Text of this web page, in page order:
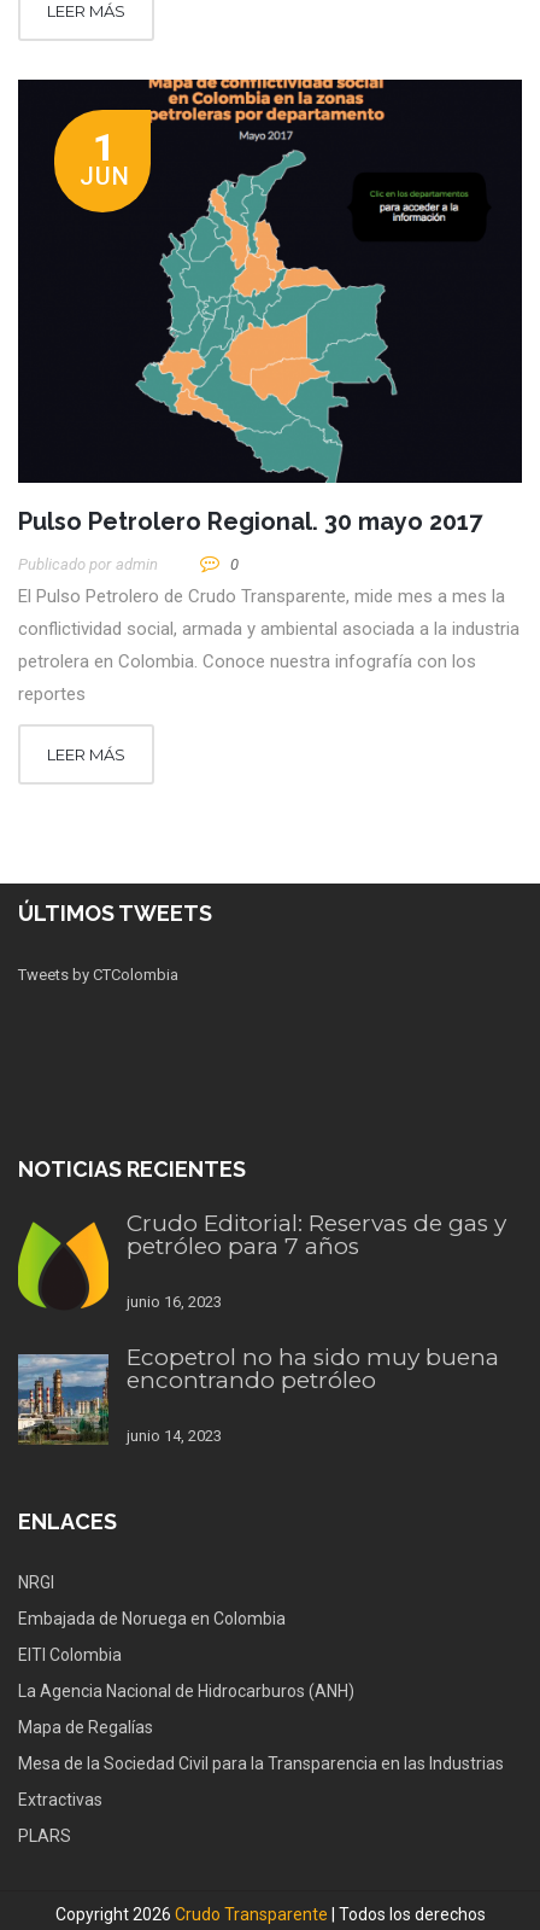
LEER MÁS
1
JUN
Pulso Petrolero Regional. 30 mayo 2017
Publicado por Admin 0
El Pulso Petrolero de Crudo Transparente, mide mes a mes la
conflictividad social, armada y ambiental asociada a la industria
petrolera en Colombia. Conoce nuestra infografía con los
reportes
LEER MÁS
ÚLTIMOS TWEETS
Tweets by CTColombia
NOTICIAS RECIENTES
Crudo Editorial: Reservas de gas y
petróleo para 7 años
junio 16, 2023
Ecopetrol no ha sido muy buena
encontrando petróleo
junio 14, 2023
ENLACES
NRGI
Embajada de Noruega en Colombia
EITI Colombia
La Agencia Nacional de Hidrocarburos (ANH)
Mapa de Regalías
Mesa de la Sociedad Civil para la Transparencia en las Industrias
Extractivas
PLARS
Copyright 2026 Crudo Transparente | Todos los derechos